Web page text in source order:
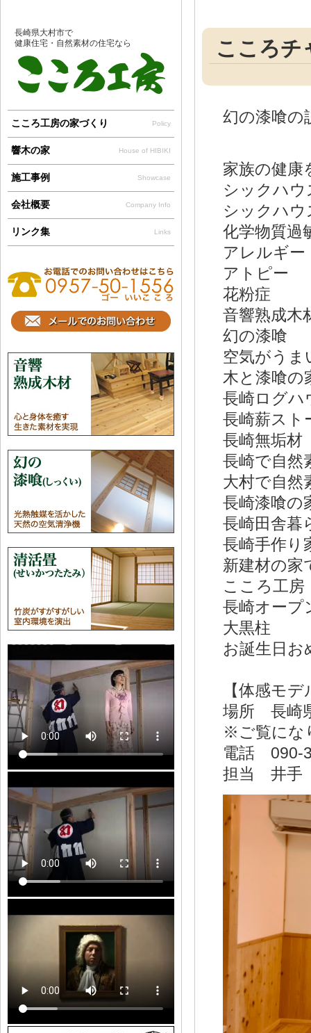
こころチ
幻の漆喰の
家族の健
シックハ
シックハ
化学物質過
アレルギー
アトピー
花粉症
音響熟成
幻の漆喰
空気がう
木と漆喰の
長崎ログハ
長崎薪スト
長崎無垢材
長崎で自
大村で自
長崎漆喰の
長崎田舎
長崎手作り
新建材の
こころ工房
長崎オープ
大黒柱
お誕生日お
【体感モ
場所 長崎
※ご覧にな
電話 090-
担当 井手
長崎県大村市で
健康住宅・自然素材の住宅なら
こころ工房の家づくり Policy
響木の家 House of HIBIKI
施工事例 Showcase
会社概要 Company Info
リンク集 Links